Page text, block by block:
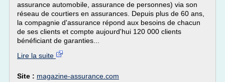
assurance automobile, assurance de personnes) via son
réseau de courtiers en assurances. Depuis plus de 60 ans,
la compagnie d'assurance répond aux besoins de chacun
de ses clients et compte aujourd'hui 120 000 clients
bénéficiant de garanties...
Lire la suite
Site : magazine-assurance.com